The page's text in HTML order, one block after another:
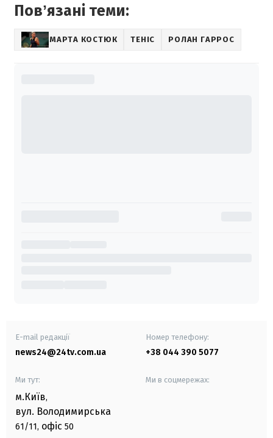
Повʼязані теми:
МАРТА КОСТЮК ТЕНІС РОЛАН ГАРРОС
E-mail редакції
news24@24tv.com.ua
Номер телефону:
+38 044 390 5077
Ми тут:
м.Київ,
вул. Володимирська
61/11, офіс 50
Ми в соцмережах: